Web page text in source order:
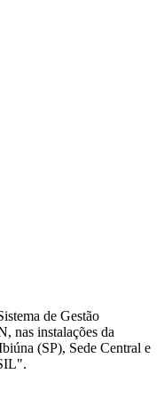
de Gestão
nas instalações da
(SP), Sede Central e